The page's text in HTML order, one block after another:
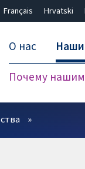
Français Hrvatski
О нас Наши
Почему